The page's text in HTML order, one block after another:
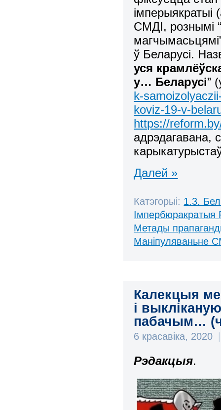
імперыякратыі
СМДІ, рознымі
ў Беларусі.
уся
у… Беларусі”
k-
koviz-19-v-
https://
адрэдагавана,
Далей »
Катэгорыі: 1.3.
Імпербюракратыя
Метады
Маніпуляваньне
Калекцыя
і
пабачым…
6 красавіка, 2020
Рэдакцыя.